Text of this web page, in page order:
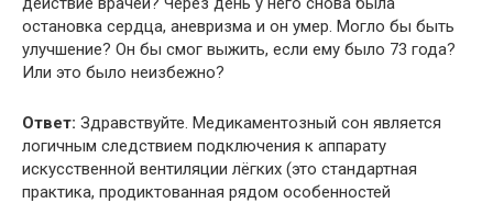
остановка сердца, аневризма и он умер. Могло бы быть
улучшение? Он бы смог выжить, если ему было 73 года?
Или это было неизбежно?
Ответ: Здравствуйте. Медикаментозный сон является
логичным следствием подключения к аппарату
искусственной вентиляции лёгких (это стандартная
практика, продиктованная рядом особенностей